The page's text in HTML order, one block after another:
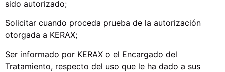
sido autorizado;
Solicitar cuando proceda prueba de la autorización
otorgada a KERAX;
Ser informado por KERAX o el Encargado del
Tratamiento, respecto del uso que le ha dado a sus